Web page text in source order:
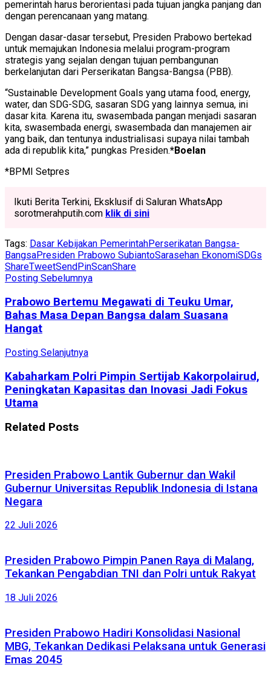
pemerintah harus berorientasi pada tujuan jangka panjang dan
dengan perencanaan yang matang.
Dengan dasar-dasar tersebut, Presiden Prabowo bertekad
untuk memajukan Indonesia melalui program-program
strategis yang sejalan dengan tujuan pembangunan
berkelanjutan dari Perserikatan Bangsa-Bangsa (PBB).
“Sustainable Development Goals yang utama food, energy,
water, dan SDG-SDG, sasaran SDG yang lainnya semua, ini
dasar kita. Karena itu, swasembada pangan menjadi sasaran
kita, swasembada energi, swasembada dan manajemen air
yang baik, dan tentunya industrialisasi supaya nilai tambah
ada di republik kita,” pungkas Presiden.*Boelan
*BPMI Setpres
Ikuti Berita Terkini, Eksklusif di Saluran WhatsApp
sorotmerahputih.com klik di sini
Tags: Dasar Kebijakan PemerintahPerserikatan Bangsa-
BangsaPresiden Prabowo SubiantoSarasehan EkonomiSDGs
ShareTweetSend PinScanShare
Posting Sebelumnya
Prabowo Bertemu Megawati di Teuku Umar,
Bahas Masa Depan Bangsa dalam Suasana
Hangat
Posting Selanjutnya
Kabaharkam Polri Pimpin Sertijab Kakorpolairud,
Peningkatan Kapasitas dan Inovasi Jadi Fokus
Utama
Related Posts
Presiden Prabowo Lantik Gubernur dan Wakil
Gubernur Universitas Republik Indonesia di Istana
Negara
22 Juli 2026
Presiden Prabowo Pimpin Panen Raya di Malang,
Tekankan Pengabdian TNI dan Polri untuk Rakyat
18 Juli 2026
Presiden Prabowo Hadiri Konsolidasi Nasional
MBG, Tekankan Dedikasi Pelaksana untuk Generasi
Emas 2045